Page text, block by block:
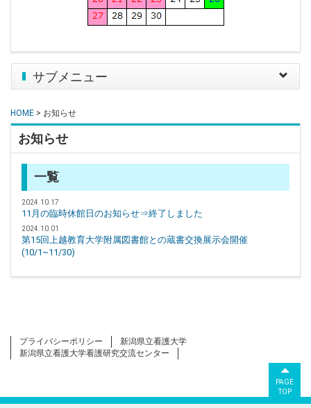
Toggle
サブメニュー
HOME > お知らせ
お知らせ
一覧
2024.10.17
11月の臨時休館日のお知らせ⇒終了しました
2024.10.01
第15回上越教育大学附属図書館との蔵書交換展示会開催
(10/1~11/30)
プライバシーポリシー
新潟県立看護大学
新潟県立看護大学看護研究交流センター
PAGE
TOP